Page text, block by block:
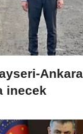
inecek